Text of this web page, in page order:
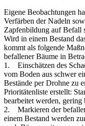
Eigene Beobachtungen
Verfärben der Nadeln
Zapfenbildung auf Befall
Wird in einem Bestand
kommt als folgende
befallener Bäume in
1. Einschätzen des
vom Boden aus schwer
Bestände per Drohne zu
Prioritätenliste erstellt:
bearbeitet werden, gering
2. Markieren der
einem Bestand werden